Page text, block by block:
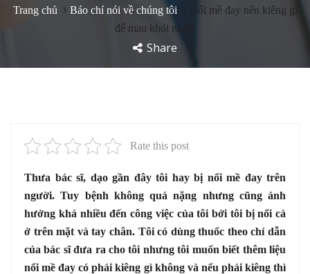
Trang chủ Báo chí nói về chúng tôi
Nổi mề đay nên kiêng gì
để mau khỏi nhất?
Share
Rate this post
Thưa bác sĩ, dạo gần đây tôi hay bị nổi mề đay trên
người. Tuy bệnh không quá nặng nhưng cũng ảnh
hưởng khá nhiều đến công việc của tôi bởi tôi bị nổi cả
ở trên mặt và tay chân. Tôi có dùng thuốc theo chỉ dẫn
của bác sĩ đưa ra cho tôi nhưng tôi muốn biết thêm liệu
nổi mề đay có phải kiêng gì không và nếu phải kiêng thì